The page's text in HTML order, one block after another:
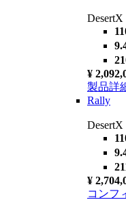
¥
製品詳
Rally
¥
コンフ